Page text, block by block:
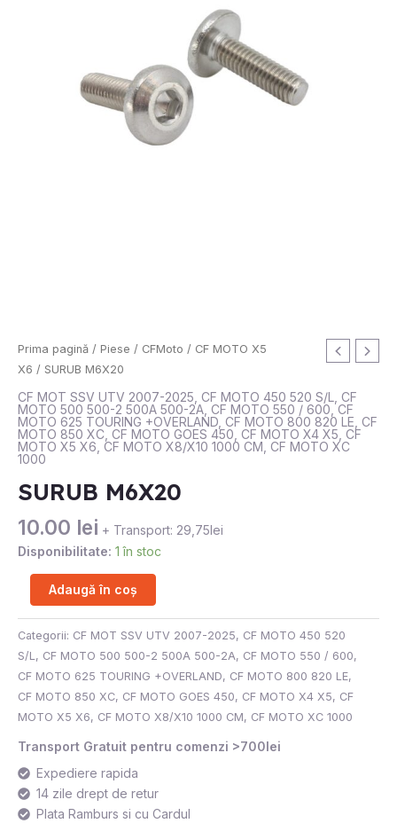
Prima pagină / Piese / CFMoto / CF MOTO X5
X6 / SURUB M6X20
CF MOT SSV UTV 2007-2025 CF MOTO 450 520 S/L
CF
MOTO 500 500-2 500A 500-2A CF MOTO 550 / 600 ,CF
MOTO 625 TOURING +OVERLAND CF MOTO 800 820 LE CF
MOTO 850 XC CF MOTO GOES 450 CF MOTO X4 X5 CF
MOTO X5 X6 CF MOTO X8/X10 1000 CM CF MOTO XC
1000
SURUB M6X20
10.00 lei + Transport: 29,75lei
Disponibilitate: 1 în stoc
Cantitate
SURUB
M6X20
Adaugă în coș
Categorii: CF MOT SSV UTV 2007-2025, CF MOTO 450 520
S/L , CF MOTO 500 500-2 500A 500-2A, CF MOTO 550 / 600,
CF MOTO 625 TOURING +OVERLAND, CF MOTO 800 820 LE,
CF MOTO 850 XC, CF MOTO GOES 450, CF MOTO X4 X5, CF
MOTO X5 X6, CF MOTO X8/X10 1000 CM, CF MOTO XC 1000
Transport Gratuit pentru comenzi >700lei
Expediere rapida
14 zile drept de retur
Plata Ramburs si cu Cardul